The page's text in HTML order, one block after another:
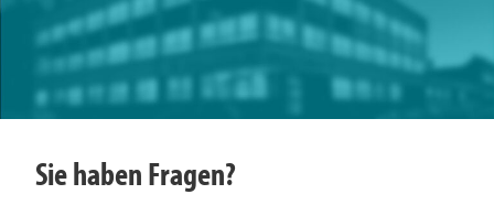
Sie haben Fragen?